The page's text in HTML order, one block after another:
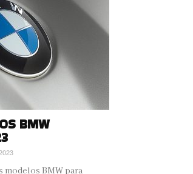
BMW
modelos BMW para